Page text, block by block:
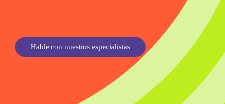
Hable con nuestros especialistas